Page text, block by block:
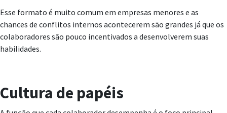
Esse formato é muito comum em empresas menores e as
chances de conflitos internos acontecerem são grandes já que os
colaboradores são pouco incentivados a desenvolverem suas
habilidades.
Cultura de papéis